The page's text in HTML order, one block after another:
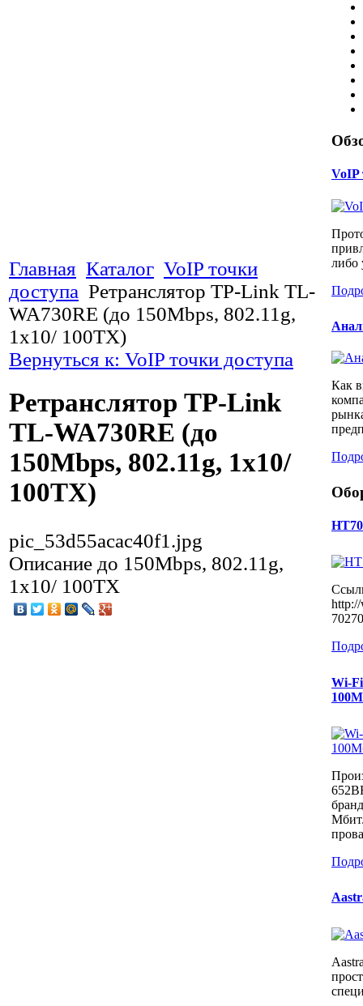
Главная Каталог VoIP точки
доступа Ретранслятор TP-Link TL-
WA730RE (до 150Mbps, 802.11g,
1x10/ 100TX)
Вернуться к: VoIP точки доступа
Ретранслятор TP-Link
TL-WA730RE (до
150Mbps, 802.11g, 1x10/
100TX)
pic_53d55acac40f1.jpg
Описание до 150Mbps, 802.11g,
1x10/ 100TX
​VoIP
либо
Как
Wi-